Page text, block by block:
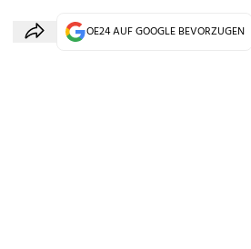
OE24 AUF GOOGLE BEVORZUGEN